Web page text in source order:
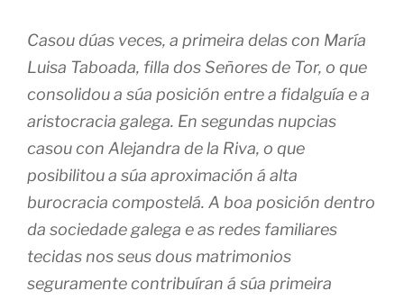
Casou dúas veces, a primeira delas con María
Luisa Taboada, filla dos Señores de Tor, o que
consolidou a súa posición entre a fidalguía e a
aristocracia galega. En segundas nupcias
casou con Alejandra de la Riva, o que
posibilitou a súa aproximación á alta
burocracia compostelá. A boa posición dentro
da sociedade galega e as redes familiares
tecidas nos seus dous matrimonios
seguramente contribuíran á súa primeira